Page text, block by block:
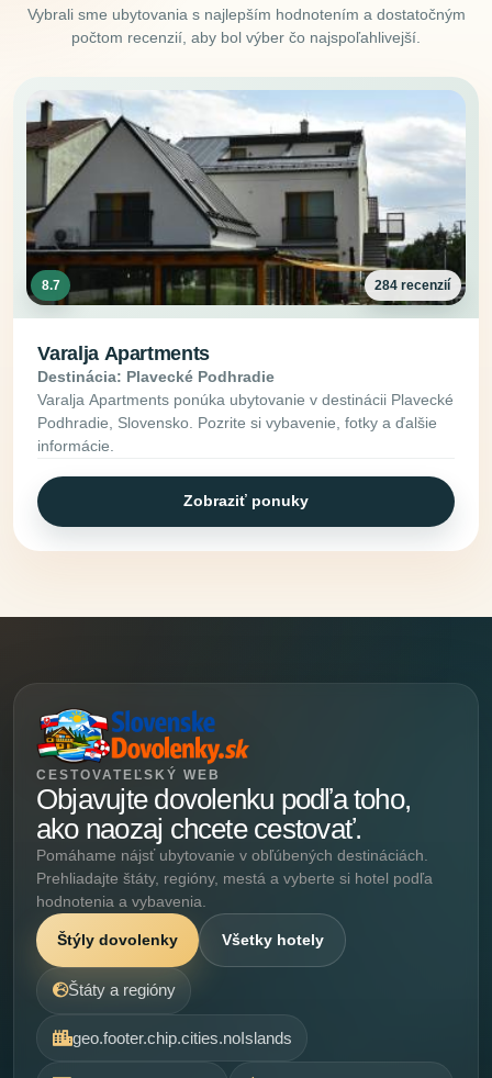
Vybrali sme ubytovania s najlepším hodnotením a dostatočným
počtom recenzií, aby bol výber čo najspoľahlivejší.
8.7 284 recenzií
Varalja Apartments
Destinácia: Plavecké Podhradie
Varalja Apartments ponúka ubytovanie v destinácii Plavecké
Podhradie, Slovensko. Pozrite si vybavenie, fotky a ďalšie
informácie.
Zobraziť ponuky
CESTOVATEĽSKÝ WEB
Objavujte dovolenku podľa toho,
ako naozaj chcete cestovať.
Pomáhame nájsť ubytovanie v obľúbených destináciách.
Prehliadajte štáty, regióny, mestá a vyberte si hotel podľa
hodnotenia a vybavenia.
Štýly dovolenky Všetky hotely
Štáty a regióny
geo.footer.chip.cities.noIslands